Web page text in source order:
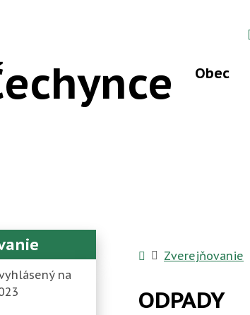
Obec
Úvodná stránka
Zverejňovanie
ODPADY
na